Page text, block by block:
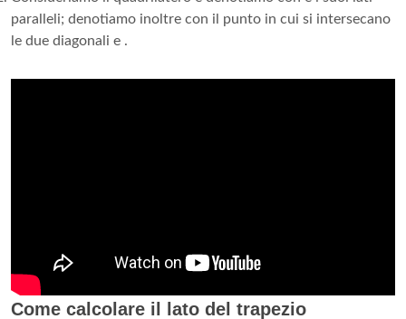
paralleli; denotiamo inoltre con il punto in cui si intersecano
le due diagonali e .
Come calcolare il lato del trapezio